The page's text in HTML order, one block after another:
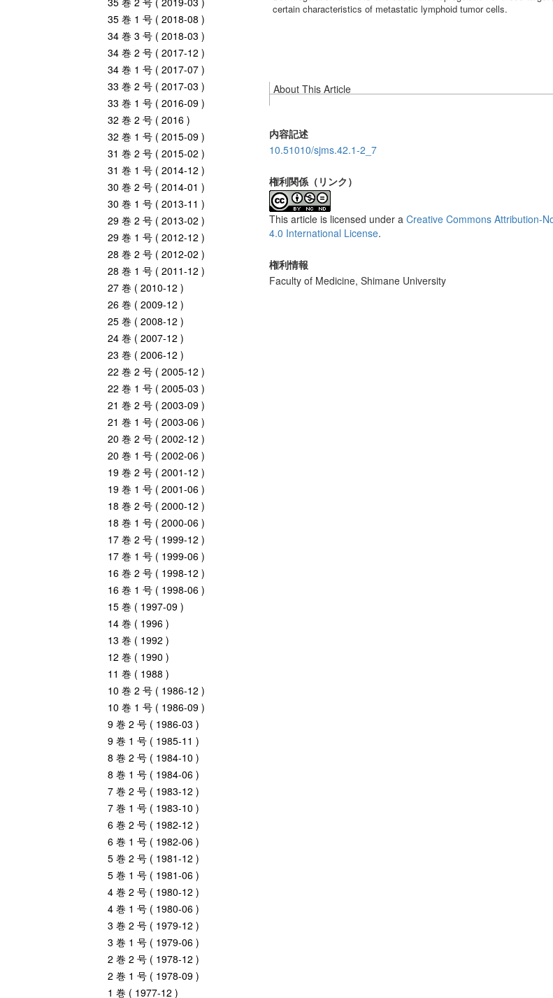
35 巻 1 号 ( 2018-08 )
34 巻 3 号 ( 2018-03 )
34 巻 2 号 ( 2017-12 )
34 巻 1 号 ( 2017-07 )
33 巻 2 号 ( 2017-03 )
33 巻 1 号 ( 2016-09 )
32 巻 2 号 ( 2016 )
32 巻 1 号 ( 2015-09 )
31 巻 2 号 ( 2015-02 )
31 巻 1 号 ( 2014-12 )
30 巻 2 号 ( 2014-01 )
30 巻 1 号 ( 2013-11 )
29 巻 2 号 ( 2013-02 )
29 巻 1 号 ( 2012-12 )
28 巻 2 号 ( 2012-02 )
28 巻 1 号 ( 2011-12 )
27 巻 ( 2010-12 )
26 巻 ( 2009-12 )
25 巻 ( 2008-12 )
24 巻 ( 2007-12 )
23 巻 ( 2006-12 )
22 巻 2 号 ( 2005-12 )
22 巻 1 号 ( 2005-03 )
21 巻 2 号 ( 2003-09 )
21 巻 1 号 ( 2003-06 )
20 巻 2 号 ( 2002-12 )
20 巻 1 号 ( 2002-06 )
19 巻 2 号 ( 2001-12 )
19 巻 1 号 ( 2001-06 )
18 巻 2 号 ( 2000-12 )
18 巻 1 号 ( 2000-06 )
17 巻 2 号 ( 1999-12 )
17 巻 1 号 ( 1999-06 )
16 巻 2 号 ( 1998-12 )
16 巻 1 号 ( 1998-06 )
15 巻 ( 1997-09 )
14 巻 ( 1996 )
13 巻 ( 1992 )
12 巻 ( 1990 )
11 巻 ( 1988 )
10 巻 2 号 ( 1986-12 )
10 巻 1 号 ( 1986-09 )
9 巻 2 号 ( 1986-03 )
9 巻 1 号 ( 1985-11 )
8 巻 2 号 ( 1984-10 )
8 巻 1 号 ( 1984-06 )
7 巻 2 号 ( 1983-12 )
7 巻 1 号 ( 1983-10 )
6 巻 2 号 ( 1982-12 )
6 巻 1 号 ( 1982-06 )
5 巻 2 号 ( 1981-12 )
5 巻 1 号 ( 1981-06 )
4 巻 2 号 ( 1980-12 )
4 巻 1 号 ( 1980-06 )
3 巻 2 号 ( 1979-12 )
3 巻 1 号 ( 1979-06 )
2 巻 2 号 ( 1978-12 )
2 巻 1 号 ( 1978-09 )
1 巻 ( 1977-12 )
certain characteristics of metastatic lymphoid tumor cells.
About This Article
内容記述
10.51010/sjms.42.1-2_7
権利関係（リンク）
This article is licensed under a Creative Commons Attribution-
4.0 International License.
権利情報
Faculty of Medicine, Shimane University